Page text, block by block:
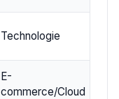
Technologie
E-
commerce/Cloud